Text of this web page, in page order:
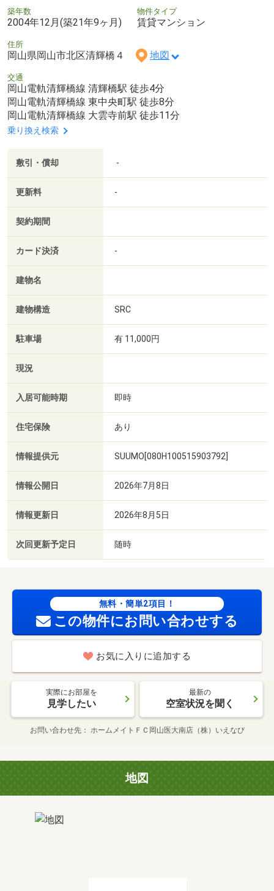
築年数
2004年12月(築21年9ヶ月)
物件タイプ
賃貸マンション
住所
岡山県岡山市北区清輝橋４ 地図
交通
岡山電軌清輝橋線 清輝橋駅 徒歩4分
岡山電軌清輝橋線 東中央町駅 徒歩8分
岡山電軌清輝橋線 大雲寺前駅 徒歩11分
乗り換え検索
敷引・償却 -
更新料 -
契約期間
カード決済 -
建物名
建物構造 SRC
駐車場 有 11,000円
現況
入居可能時期 即時
住宅保険 あり
情報提供元 SUUMO[080H100515903792]
情報公開日 2026年7月8日
情報更新日 2026年8月5日
次回更新予定日 随時
無料・簡単2項目！
この物件にお問い合わせする
お気に入りに追加する
実際にお部屋を
見学したい
最新の
空室状況を聞く
お問い合わせ先 ホームメイトＦＣ岡山医大南店（株）いえなび
地図